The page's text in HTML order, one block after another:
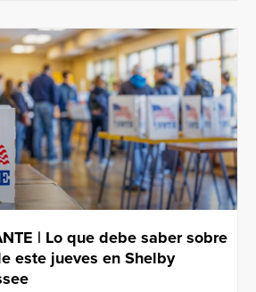
| Lo que debe saber sobre
este jueves en Shelby